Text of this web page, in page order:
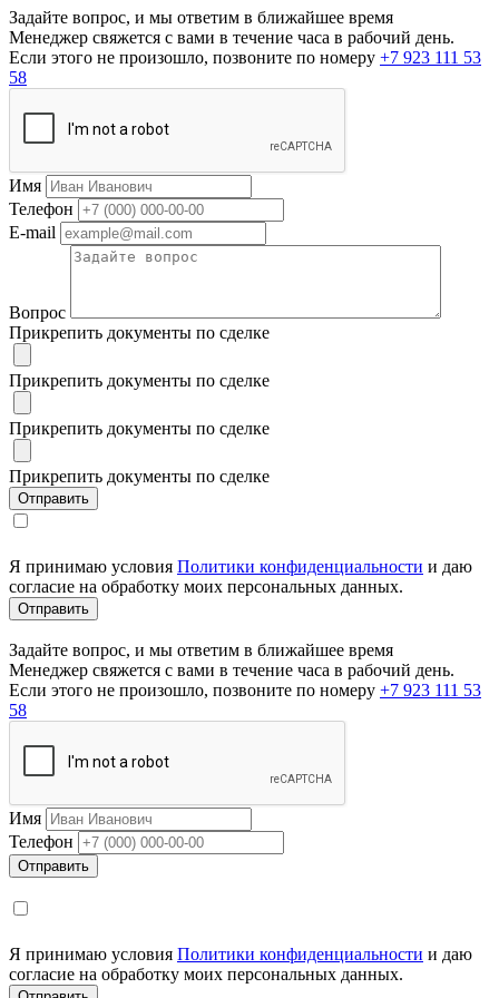
Задайте вопрос, и мы ответим в ближайшее время
Менеджер свяжется с вами в течение часа в рабочий день.
Если этого не произошло, позвоните по номеру +7 923 111 53
58
Имя
Телефон
E-mail
Вопрос
Прикрепить документы по сделке
Прикрепить документы по сделке
Прикрепить документы по сделке
Прикрепить документы по сделке
Я принимаю условия Политики конфиденциальности и даю
согласие на обработку моих персональных данных.
Задайте вопрос, и мы ответим в ближайшее время
Менеджер свяжется с вами в течение часа в рабочий день.
Если этого не произошло, позвоните по номеру +7 923 111 53
58
Имя
Телефон
Я принимаю условия Политики конфиденциальности и даю
согласие на обработку моих персональных данных.